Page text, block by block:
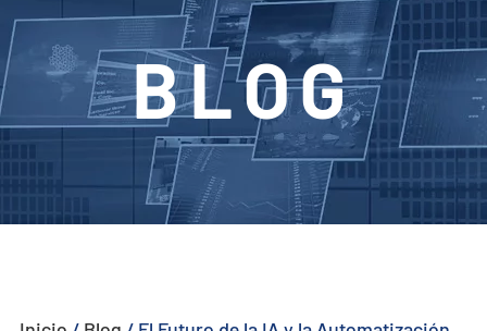
Productos
- Sistema Anti-Dron
- - Sistema Anti-Dron Estacionario
- - - ND-BU001 Sistema Estándar Anti-Dron
- - - ND-BU002 Sistema Anti-Dron de Gama Alta
- - - ND-BU004 Sistema Anti-Dron de Seguridad de Base
BLOG